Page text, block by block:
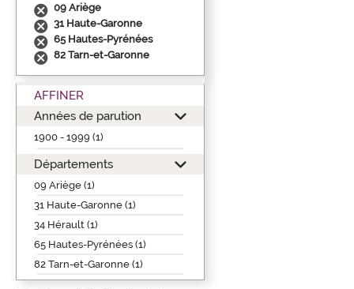
09 Ariège
31 Haute-Garonne
65 Hautes-Pyrénées
82 Tarn-et-Garonne
AFFINER
Années de parution
1900 - 1999 (1)
Départements
09 Ariège (1)
31 Haute-Garonne (1)
34 Hérault (1)
65 Hautes-Pyrénées (1)
82 Tarn-et-Garonne (1)